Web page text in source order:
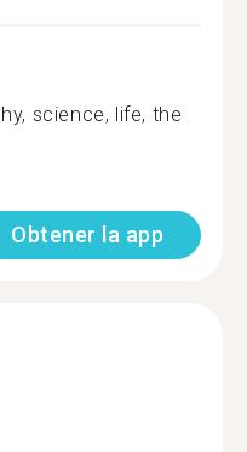
science, life, the
Obtener la app